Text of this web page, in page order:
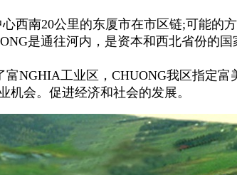
南20公里的东厦市在市区链;可能的
是通往河内，是资本和西北省份的
工业区，CHUONG我区指定富
机会。促进经济和社会的发展。